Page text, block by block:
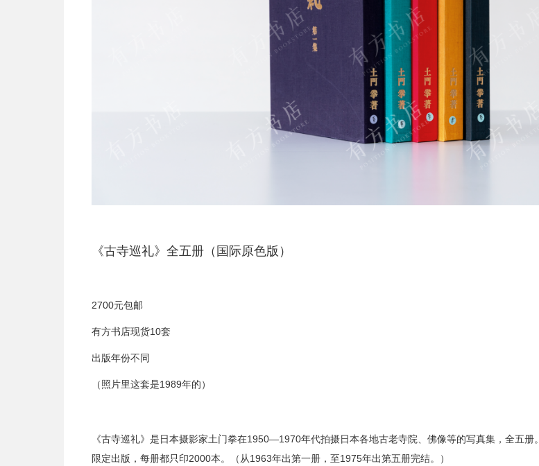
《古寺巡礼》全五册（国际原色版）
2700元包邮
有方书店现货10套
出版年份不同
（照片里这套是1989年的）
《古寺巡礼》是日本摄影家土门拳在1950—1970年代拍摄日本各地古老寺院、佛像等的写真集，全五册。
限定出版，每册都只印2000本。（从1963年出第一册，至1975年出第五册完结。）